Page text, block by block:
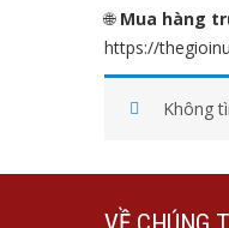
🌐 Mua hàng
https://
Không